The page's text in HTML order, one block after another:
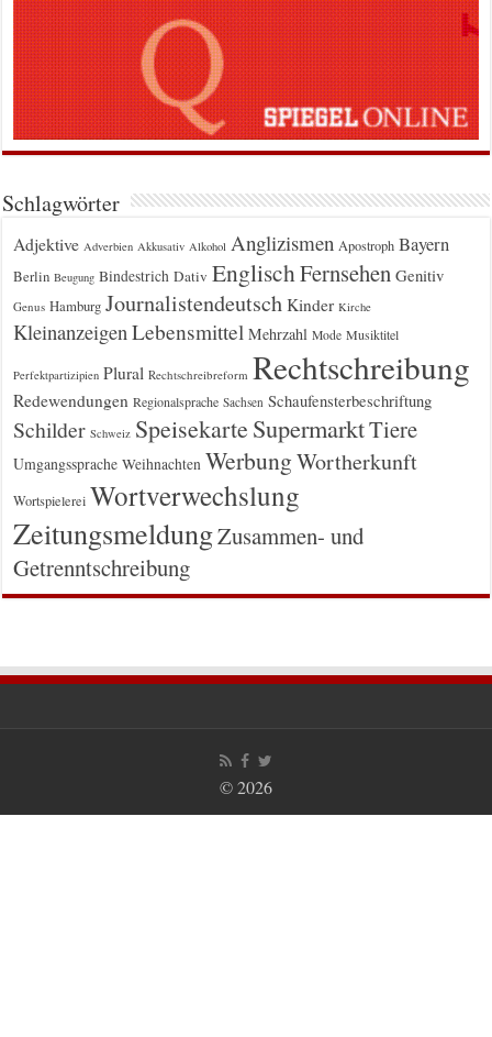
Schlagwörter
Adjektive Adverbien Akkusativ Alkohol Anglizismen Apostroph Bayern
Berlin Beugung Bindestrich Dativ EnglischFernsehen Genitiv
Genus Hamburg Journalistendeutsch Kinder Kirche
Kleinanzeigen Lebensmittel Mehrzahl Mode Musiktitel
Perfektpartizipien Plural Rechtschreibreform Rechtschreibung
Redewendungen Regionalsprache Sachsen Schaufensterbeschriftung
Schilder Schweiz Speisekarte SupermarktTiere
Umgangssprache Weihnachten WerbungWortherkunft
Wortspielerei Wortverwechslung
ZeitungsmeldungZusammen- und
Getrenntschreibung
© 2026